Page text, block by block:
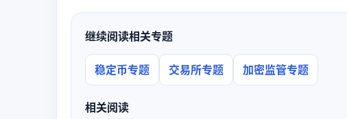
继续阅读相关专题
稳定币专题 交易所专题 加密监管专题
相关阅读